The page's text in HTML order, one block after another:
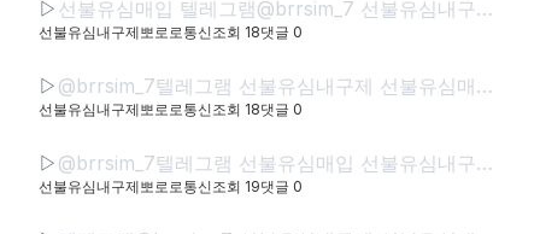
▷ 선불유심매입 텔레그램@brrsim_7 선불유심내구제 뽀로로통신 바로소액내구제급전 선불유심구매 급전 선불유심매입 바로소액급전 무서류무방문급전
선불유심내구제뽀로로통신조회 18댓글 0
▷ @brrsim_7텔레그램 선불유심내구제 선불유심매입 선불폰내구제 뽀로로통신 급전 선불유심현금화하는업체 선불유심구매 무직신불자소액급전
선불유심내구제뽀로로통신조회 18댓글 0
▷ @brrsim_7텔레그램 선불유심매입 선불유심내구제 뽀로로통신 선불유심현금화하는업체 프리랜서소액급전 선불폰유심매입합니다 급전 선불유심구매 바로정산
선불유심내구제뽀로로통신조회 19댓글 0